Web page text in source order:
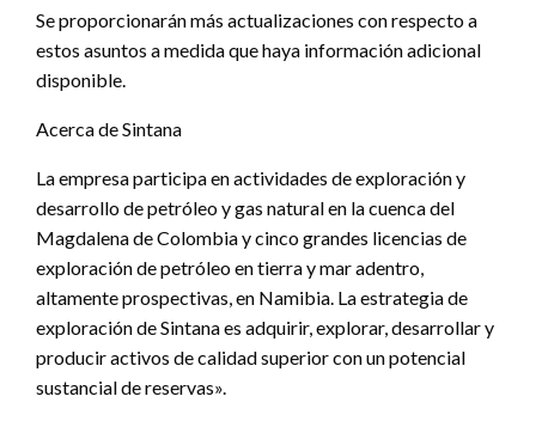
Se proporcionarán más actualizaciones con respecto a
estos asuntos a medida que haya información adicional
disponible.
Acerca de Sintana
La empresa participa en actividades de exploración y
desarrollo de petróleo y gas natural en la cuenca del
Magdalena de Colombia y cinco grandes licencias de
exploración de petróleo en tierra y mar adentro,
altamente prospectivas, en Namibia. La estrategia de
exploración de Sintana es adquirir, explorar, desarrollar y
producir activos de calidad superior con un potencial
sustancial de reservas».